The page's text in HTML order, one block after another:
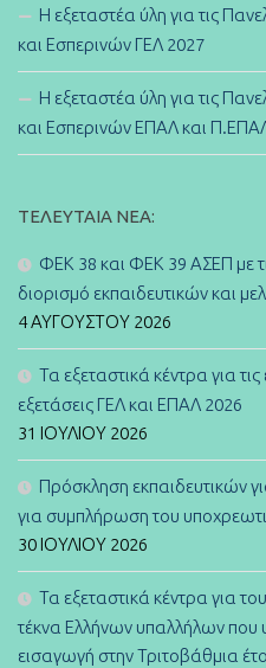
Η εξεταστέα ύλη για τις
και Εσπερινών ΓΕΛ 2027
Η εξεταστέα ύλη για τις
και Εσπερινών ΕΠΑΛ και
ΤΕΛΕΥΤΑΊΑ ΝΈΑ:
ΦΕΚ 38 και ΦΕΚ 39 ΑΣΕΠ με
διορισμό εκπαιδευτικών και
4 ΑΥΓΟΎΣΤΟΥ 2026
Τα εξεταστικά κέντρα για
εξετάσεις ΓΕΛ και ΕΠΑΛ 2026
31 ΙΟΥΛΊΟΥ 2026
Πρόσκληση εκπαιδευτικών
για συμπλήρωση του
30 ΙΟΥΛΊΟΥ 2026
Τα εξεταστικά κέντρα για
τέκνα Ελλήνων υπαλλήλων που
εισαγωγή στην Τριτοβάθμια